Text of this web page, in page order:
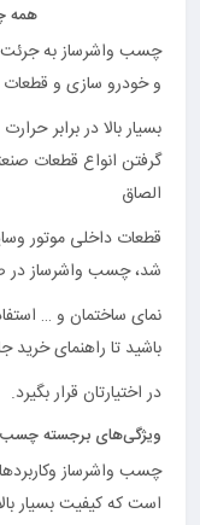
همه
چسب واشرساز به
و خودرو سازی و
بسیار بالا در برابر
گرفتن انواع قطعات
الصاق
قطعات داخلی موتور
شد، چسب واشرساز در
نمای ساختمان و …
باشید تا راهنمای
در اختیارتان قرار بگیرد.
ویژگی‌های برجسته چسب
چسب واشرساز
است که کیفیت بسیار